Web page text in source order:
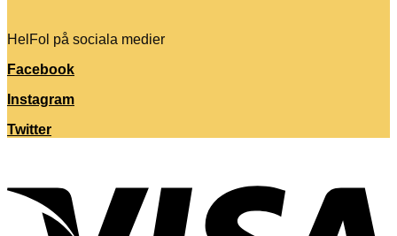
HelFol på sociala medier
Facebook
Instagram
Twitter